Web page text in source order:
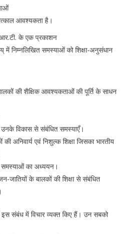
आवश्यकता है।
के एक प्रकाशन
में निम्नलिखित समस्याओं को शिक्षा-अनुसंधान
की शैक्षिक आवश्यकताओं की पूर्ति के साधन
विकास से संबंधित समस्याएँ।
अनिवार्य एवं निशुल्क शिक्षा जिसका भारतीय
समस्याओं का अध्ययन।
जातियों के बालकों की शिक्षा से संबंधित
इस संबंध में विचार व्यक्त किए हैं। उन सबको